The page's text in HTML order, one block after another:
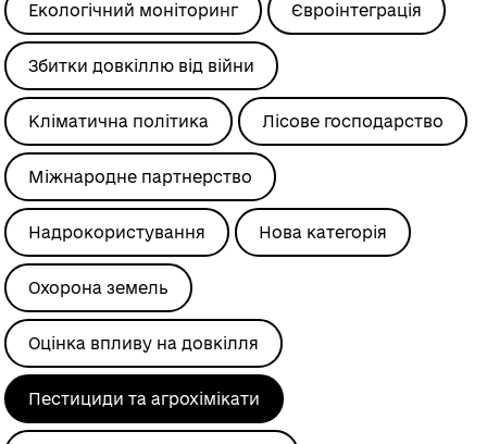
Екологічний моніторинг Євроінтеграція
Збитки довкіллю від війни
Кліматична політика Лісове господарство
Міжнародне партнерство
Надрокористування Нова категорія
Охорона земель
Оцінка впливу на довкілля
Пестициди та агрохімікати